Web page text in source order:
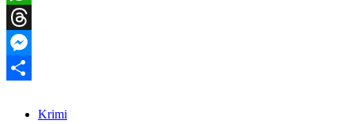
WhatsApp
Threads
Messenger
Krimi